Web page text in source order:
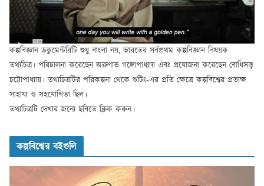
কল্পবিজ্ঞান ডকুমেন্টরিটি শুধু বাংলা নয়, ভারতের সর্বপ্রথম কল্পবিজ্ঞান বিষয়ক
তথ্যচিত্র। পরিচালনা করেছেন অরুণাভ গঙ্গোপাধ্যায় এবং প্রযোজনা করেছেন বোধিসত্ত্ব
চট্টোপাধ্যায়। তথ্যচিত্রটির পরিকল্পনা থেকে শুটিং-এর প্রতি ক্ষেত্রে কল্পবিশ্বের প্রত্যক্ষ
সাহায্য ও সহযোগিতা ছিল।
তথ্যচিত্রটি দেখার জন্যে ছবিতে ক্লিক করুন।
কল্পবিশ্বের বইগুলি